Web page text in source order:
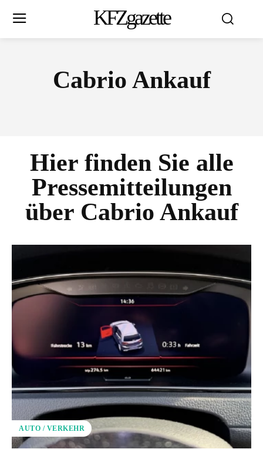
KFZgazette
Cabrio Ankauf
Hier finden Sie alle
Pressemitteilungen
über Cabrio Ankauf
AUTO / VERKEHR